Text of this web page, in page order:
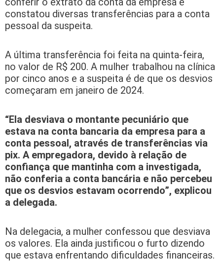
constatou diversas transferências para a conta
pessoal da suspeita.
A última transferência foi feita na quinta-feira,
no valor de R$ 200. A mulher trabalhou na clínica
por cinco anos e a suspeita é de que os desvios
começaram em janeiro de 2024.
“Ela desviava o montante pecuniário que
estava na conta bancaria da empresa para a
conta pessoal, através de transferências via
pix. A empregadora, devido à relação de
confiança que mantinha com a investigada,
não conferia a conta bancária e não percebeu
que os desvios estavam ocorrendo”, explicou
a delegada.
Na delegacia, a mulher confessou que desviava
os valores. Ela ainda justificou o furto dizendo
que estava enfrentando dificuldades financeiras.